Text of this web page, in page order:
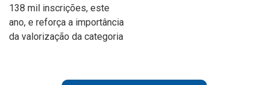
138 mil inscrições, este
ano, e reforça a importância
da valorização da categoria